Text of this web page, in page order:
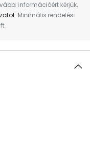
információért kérjük,
. Minimális rendelési